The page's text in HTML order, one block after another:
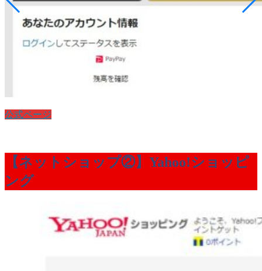
公式ページ
【ネットショップ②】Yahoo!ショッピ
ング